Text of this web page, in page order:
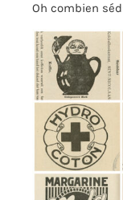
Oh combien